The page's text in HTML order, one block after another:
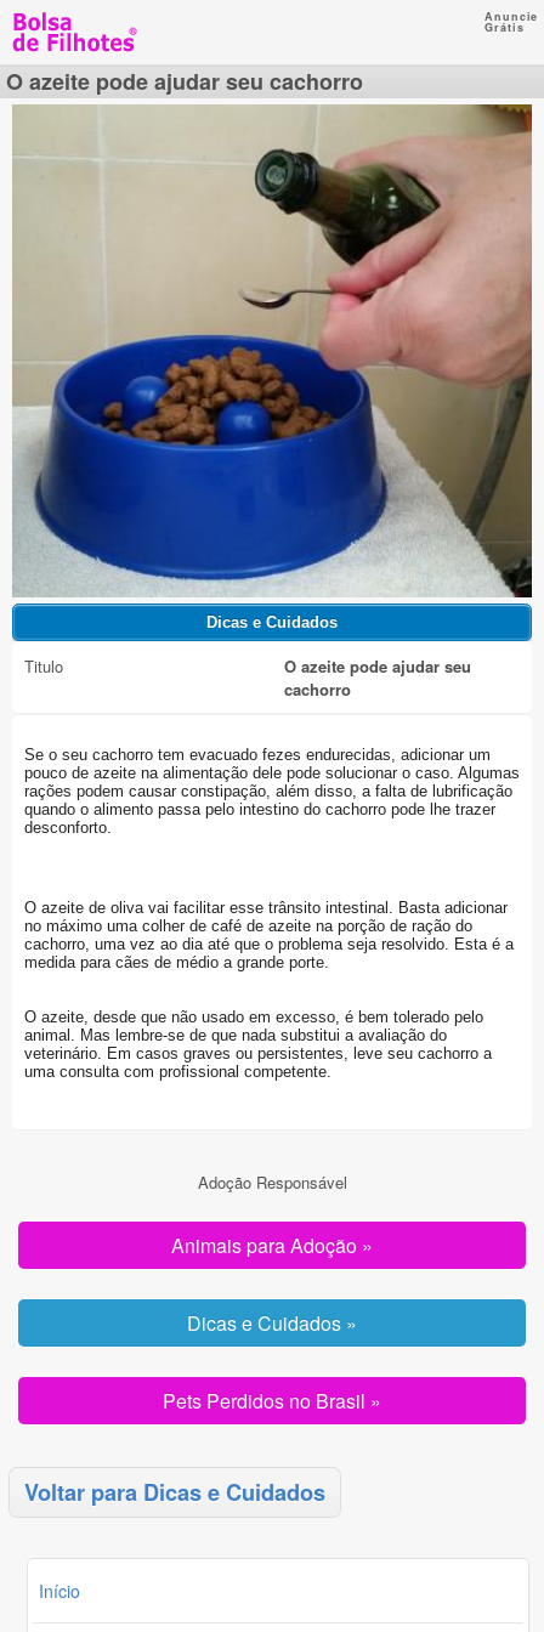
Anuncie
Grátis
O azeite pode ajudar seu cachorro
Titulo
O azeite pode ajudar seu
cachorro
Se o seu cachorro tem evacuado fezes endurecidas, adicionar um
pouco de azeite na alimentação dele pode solucionar o caso. Algumas
rações podem causar constipação, além disso, a falta de lubrificação
quando o alimento passa pelo intestino do cachorro pode lhe trazer
desconforto.
O azeite de oliva vai facilitar esse trânsito intestinal. Basta adicionar
no máximo uma colher de café de azeite na porção de ração do
cachorro, uma vez ao dia até que o problema seja resolvido. Esta é a
medida para cães de médio a grande porte.
O azeite, desde que não usado em excesso, é bem tolerado pelo
animal. Mas lembre-se de que nada substitui a avaliação do
veterinário. Em casos graves ou persistentes, leve seu cachorro a
uma consulta com profissional competente.
Adoção Responsável
Animais para Adoção »
Dicas e Cuidados »
Pets Perdidos no Brasil »
Voltar para Dicas e Cuidados
Início